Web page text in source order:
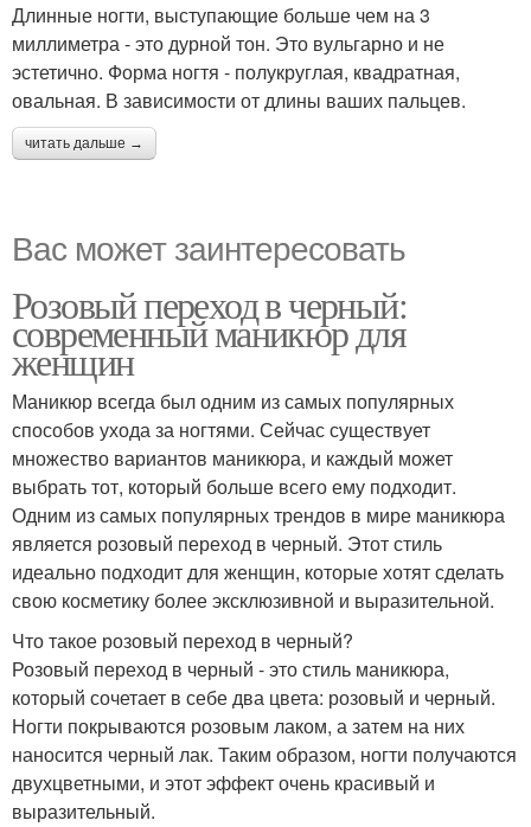
Длинные ногти, выступающие больше чем на 3
миллиметра - это дурной тон. Это вульгарно и не
эстетично. Форма ногтя - полукруглая, квадратная,
овальная. В зависимости от длины ваших пальцев.
читать дальше →
Вас может заинтересовать
Розовый переход в черный:
современный маникюр для
женщин
Маникюр всегда был одним из самых популярных
способов ухода за ногтями. Сейчас существует
множество вариантов маникюра, и каждый может
выбрать тот, который больше всего ему подходит.
Одним из самых популярных трендов в мире маникюра
является розовый переход в черный. Этот стиль
идеально подходит для женщин, которые хотят сделать
свою косметику более эксклюзивной и выразительной.
Что такое розовый переход в черный?
Розовый переход в черный - это стиль маникюра,
который сочетает в себе два цвета: розовый и черный.
Ногти покрываются розовым лаком, а затем на них
наносится черный лак. Таким образом, ногти получаются
двухцветными, и этот эффект очень красивый и
выразительный.